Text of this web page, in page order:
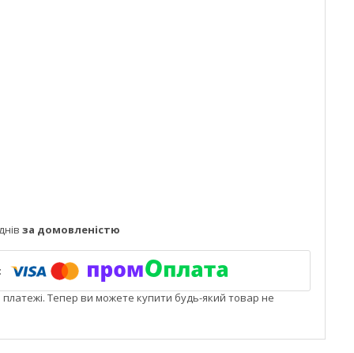
за домовленістю
платежі. Тепер ви можете купити будь-який товар не